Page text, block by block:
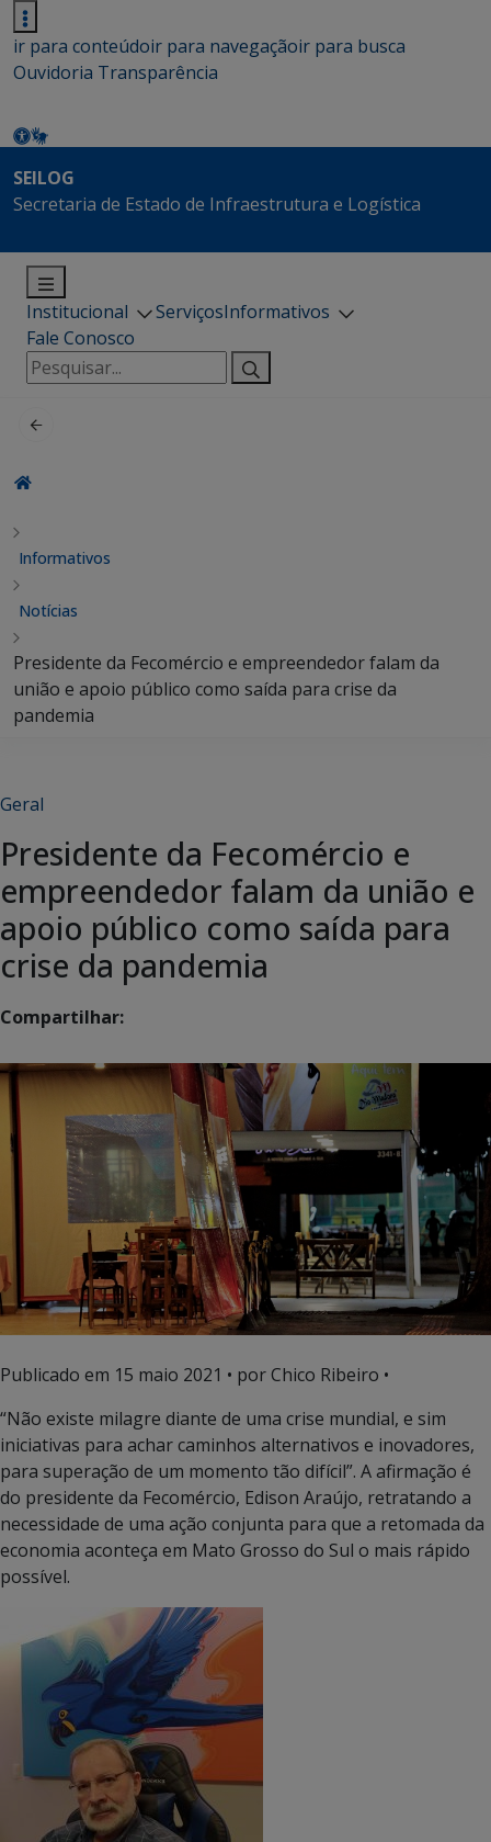
ir para conteúdoir para navegaçãoir para busca
Ouvidoria Transparência
SEILOG
Secretaria de Estado de Infraestrutura e Logística
Institucional ServiçosInformativos
Fale Conosco
Pesquisar
por:
Informativos
Notícias
Presidente da Fecomércio e empreendedor falam da
união e apoio público como saída para crise da
pandemia
Geral
Presidente da Fecomércio e
empreendedor falam da união e
apoio público como saída para
crise da pandemia
Compartilhar:
Publicado em 15 maio 2021 • por Chico Ribeiro •
“Não existe milagre diante de uma crise mundial, e sim
iniciativas para achar caminhos alternativos e inovadores,
para superação de um momento tão difícil”. A afirmação é
do presidente da Fecomércio, Edison Araújo, retratando a
necessidade de uma ação conjunta para que a retomada da
economia aconteça em Mato Grosso do Sul o mais rápido
possível.